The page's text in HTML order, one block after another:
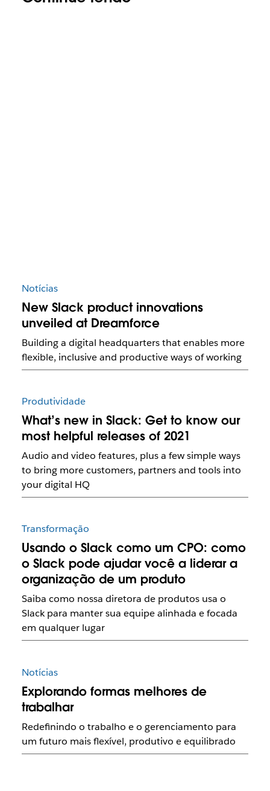
Notícias
New Slack product innovations
unveiled at Dreamforce
Building a digital headquarters that enables more
flexible, inclusive and productive ways of working
Produtividade
What’s new in Slack: Get to know our
most helpful releases of 2021
Audio and video features, plus a few simple ways
to bring more customers, partners and tools into
your digital HQ
Transformação
Usando o Slack como um CPO: como
o Slack pode ajudar você a liderar a
organização de um produto
Saiba como nossa diretora de produtos usa o
Slack para manter sua equipe alinhada e focada
em qualquer lugar
Notícias
Explorando formas melhores de
trabalhar
Redefinindo o trabalho e o gerenciamento para
um futuro mais flexível, produtivo e equilibrado